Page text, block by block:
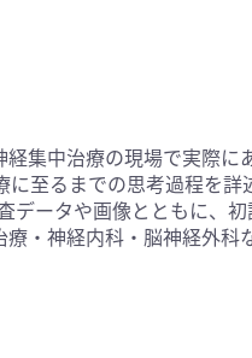
保健・体
集中治療の現場で実際に
至るまでの思考過程を詳
ータや画像とともに、
・神経内科・脳神経外科